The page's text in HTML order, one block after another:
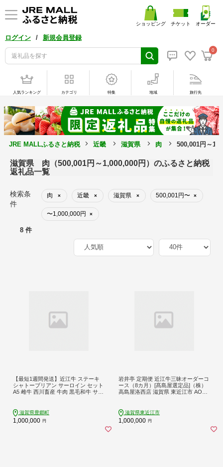
ログイン / 新規会員登録
0
ショッピング チケット オーダー
人気ランキング カテゴリ 特集 地域 旅行先
JRE MALLふるさと納税 近畿 滋賀県 肉 500,001円～
滋賀県 肉（500,001円～1,000,000円）のふるさと納税
返礼品一覧
検索条
件
肉 × 近畿 × 滋賀県 × 500,001円〜 ×
〜1,000,000円 ×
8 件
【最短1週間発送】近江牛 ステーキ
シャトーブリアン サーロイン セット
A5 雌牛 西川畜産 牛肉 黒毛和牛 サー
滋賀県豊郷町
1,000,000 円
岩井亭 定期便 近江牛三昧オーダーコ
ース（8カ月）[髙島屋選定品]（株）
高島屋洛西店 滋賀県 東近江市 AOO0
イン 8ヶ月
滋賀県東近江市
1,000,000 円